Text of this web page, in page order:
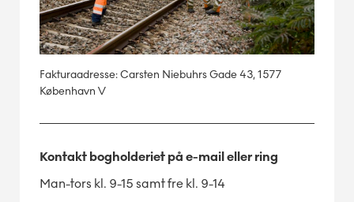
Fakturaadresse: Carsten Niebuhrs Gade 43, 1577
København V
Kontakt bogholderiet på e-mail eller ring
Man-tors kl. 9-15 samt fre kl. 9-14